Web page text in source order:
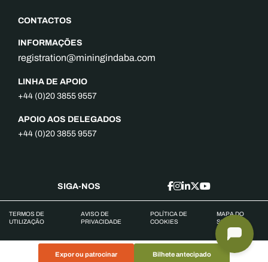
Expor ou patrocinar Bilhete antecipado
CONTACTOS
INFORMAÇÕES
registration@miningindaba.com
LINHA DE APOIO
+44 (0)20 3855 9557
APOIO AOS DELEGADOS
+44 (0)20 3855 9557
SIGA-NOS
TERMOS DE
UTILIZAÇÃO
AVISO DE
PRIVACIDADE
POLÍTICA DE
COOKIES
MAPA DO
SITE